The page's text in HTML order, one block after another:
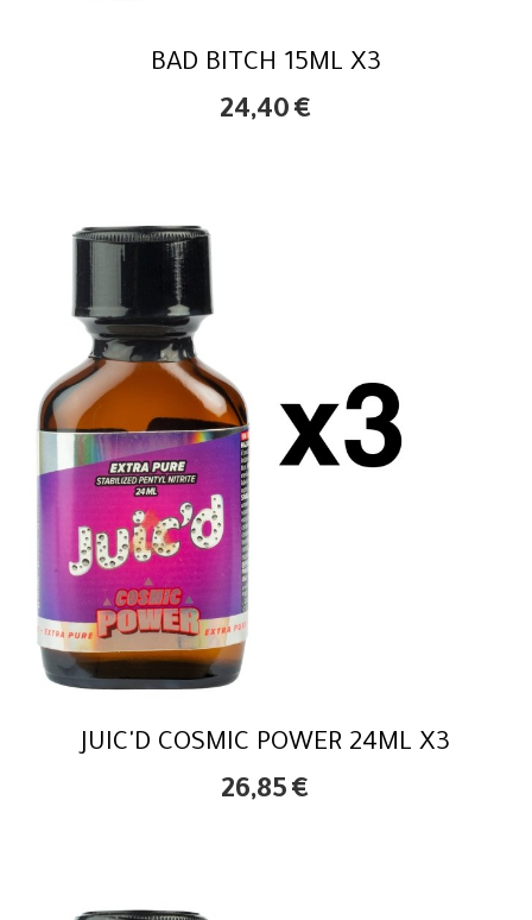
BAD BITCH 15ML X3
24,40 €
JUIC'D COSMIC POWER 24ML X3
26,85 €